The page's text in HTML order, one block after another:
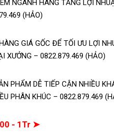
NGÀNH HÀNG TĂNG LỢI
(HẢO)
GIÁ GỐC ĐỂ TỐI ƯU LỢI
XƯỞNG – 0822.879.469 (HẢO)
PHẨM DỄ TIẾP CẬN NHIỀU
PHÂN KHÚC – 0822.879.469
- 1Tr ➤